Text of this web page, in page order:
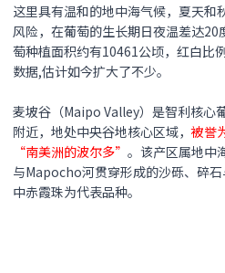
这里具有温和的地中海气候，夏天和
风险，在葡萄的生长期日夜温差达
萄种植面积约有10461公顷，红白比
数据,估计如今扩大了不少。
麦坡谷（Maipo Valley）是智利核心
附近，地处中央谷地核心区域，被誉
“南美洲的波尔多” 。该产区属地中
与Mapocho河贯穿形成的沙砾、碎
中赤霞珠为代表品种。